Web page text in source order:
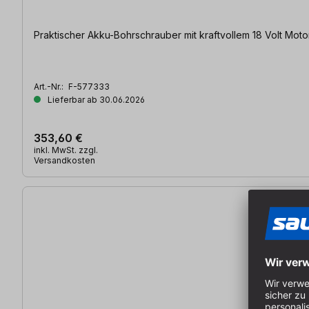
Praktischer Akku-Bohrschrauber mit kraftvollem 18 Volt
Art.-Nr.: F-577333
Lieferbar ab 30.06.2026
353,60 €
inkl. MwSt. zzgl.
Versandkosten